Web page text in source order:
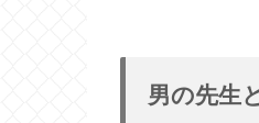
男の先生